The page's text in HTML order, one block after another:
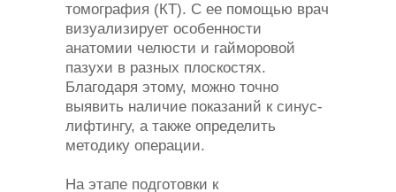
томография (КТ). С ее помощью врач
визуализирует особенности
анатомии челюсти и гайморовой
пазухи в разных плоскостях.
Благодаря этому, можно точно
выявить наличие показаний к синус-
лифтингу, а также определить
методику операции.
На этапе подготовки к